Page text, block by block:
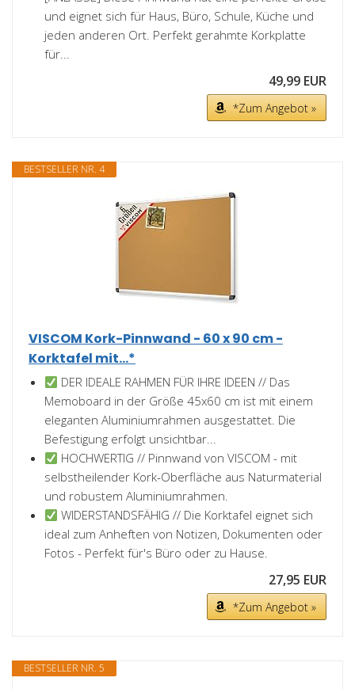
und eignet sich für Haus, Büro, Schule, Küche und
jeden anderen Ort. Perfekt gerahmte Korkplatte
für...
49,99 EUR
*Zum Angebot »
BESTSELLER NR. 4
VISCOM Kork-Pinnwand - 60 x 90 cm -
Korktafel mit...*
DER IDEALE RAHMEN FÜR IHRE IDEEN // Das
Memoboard in der Größe 45x60 cm ist mit einem
eleganten Aluminiumrahmen ausgestattet. Die
Befestigung erfolgt unsichtbar...
HOCHWERTIG // Pinnwand von VISCOM - mit
selbstheilender Kork-Oberfläche aus Naturmaterial
und robustem Aluminiumrahmen.
WIDERSTANDSFÄHIG // Die Korktafel eignet sich
ideal zum Anheften von Notizen, Dokumenten oder
Fotos - Perfekt für's Büro oder zu Hause.
27,95 EUR
*Zum Angebot »
BESTSELLER NR. 5